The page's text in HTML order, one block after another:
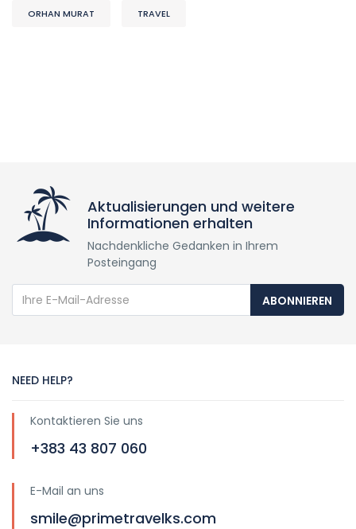
ORHAN MURAT TRAVEL
Aktualisierungen und weitere
Informationen erhalten
Nachdenkliche Gedanken in Ihrem
Posteingang
ABONNIEREN
NEED HELP?
Kontaktieren Sie uns
+383 43 807 060
E-Mail an uns
smile@primetravelks.com